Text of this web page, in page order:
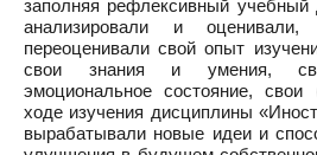
заполняя рефлексивный учебный
анализировали и
переоценивали свой опыт
свои знания и умения,
эмоциональное состояние,
ходе изучения дисциплины
вырабатывали новые идеи и